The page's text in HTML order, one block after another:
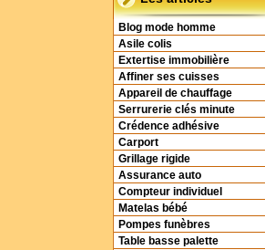
Blog mode homme
Asile colis
Extertise immobilière
Affiner ses cuisses
Appareil de chauffage
Serrurerie clés minute
Crédence adhésive
Carport
Grillage rigide
Assurance auto
Compteur individuel
Matelas bébé
Pompes funèbres
Table basse palette